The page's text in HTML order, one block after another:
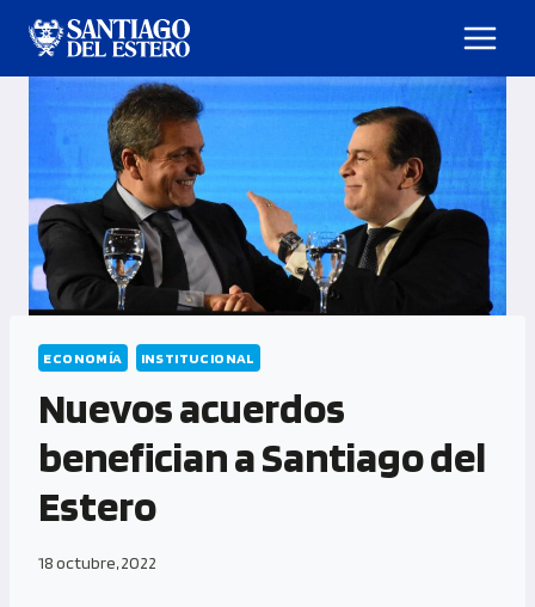
ECONOMÍA INSTITUCIONAL
Nuevos acuerdos
benefician a Santiago del
Estero
18 octubre, 2022